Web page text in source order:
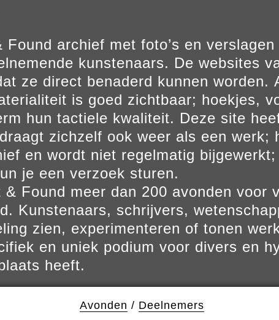
archief met foto’s en
kunstenaars. De websites
ze direct benaderd kunnen worden.
is goed zichtbaar; hoekjes,
hun tactiele kwaliteit. Deze site
zichzelf ook weer als een werk;
en wordt niet regelmatig
je een verzoek sturen.
Found meer dan 200 avonden voor
Kunstenaars, schrijvers,
zien, experimenteren of tonen
en uniek podium voor divers en
heeft.
Avonden / Deelnemers